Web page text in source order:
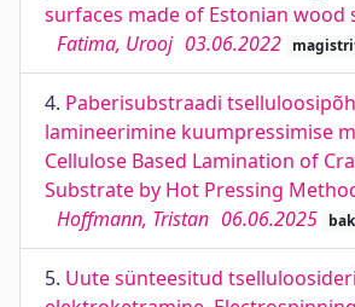
surfaces made of Estonian wood
Fatima, Urooj 03.06.2022
4. Paberisubstraadi
lamineerimine kuumpressimise
Cellulose Based Lamination of
Substrate by Hot Pressing
Hoffmann, Tristan 06.06.2025
5. Uute sünteesitud